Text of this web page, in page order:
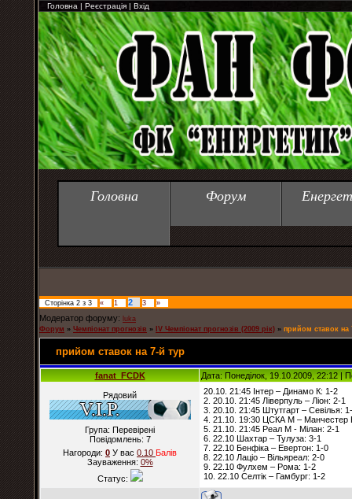
Головна | Реєстрація | Вхід
Головна Форум
Сторінка 2 з 3 « 1 2 3 »
Модератор форуму: luka
Форум » Чемпіонат прогнозів » IV Чемпіонат прогнозів (2009 рік) » прийом ставок на
прийом ставок на 7-й тур
fanat_FCDK Дата: Понеділок, 19.10.2009, 22:12 |
Рядовий
Група: Перевірені
Повідомлень: 7
Нагороди: 0 У вас 0.10 Балiв
Зауваження: 0%
Статус:
20.10. 21:45 Інтер – Динамо К: 1-2
2. 20.10. 21:45 Ліверпуль – Ліон: 2-1
3. 20.10. 21:45 Штутгарт – Севілья:
4. 21.10. 19:30 ЦСКА М –
5. 21.10. 21:45 Реал М - Мілан: 2-1
6. 22.10 Шахтар – Тулуза: 3-1
7. 22.10 Бенфіка – Евертон: 1-0
8. 22.10 Лаціо – Вільяреал: 2-0
9. 22.10 Фулхем – Рома: 1-2
10. 22.10 Селтік – Гамбург: 1-2